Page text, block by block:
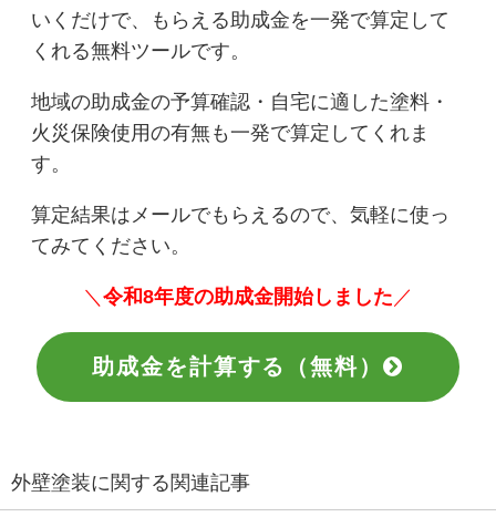
いくだけで、もらえる助成金を一発で算定して
くれる無料ツールです。
地域の助成金の予算確認・自宅に適した塗料・
火災保険使用の有無も一発で算定してくれま
す。
算定結果はメールでもらえるので、気軽に使っ
てみてください。
＼ 令和8年度の助成金開始しました ／
助成金を計算する（無料）
外壁塗装に関する関連記事